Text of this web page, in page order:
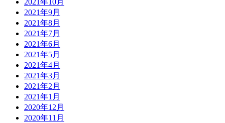
2021年10月
2021年9月
2021年8月
2021年7月
2021年6月
2021年5月
2021年4月
2021年3月
2021年2月
2021年1月
2020年12月
2020年11月